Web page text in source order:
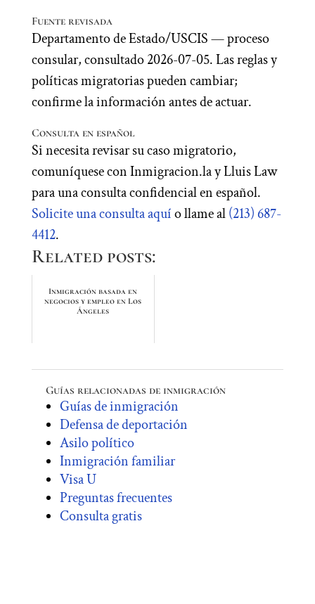
Fuente revisada
Departamento de Estado/USCIS — proceso
consular, consultado 2026-07-05. Las reglas y
políticas migratorias pueden cambiar;
confirme la información antes de actuar.
Consulta en español
Si necesita revisar su caso migratorio,
comuníquese con Inmigracion.la y Lluis Law
para una consulta confidencial en español.
Solicite una consulta aquío llame al(213) 687-
4412.
Related posts:
Inmigración basada en
negocios y empleo en Los
Ángeles
Guías relacionadas de inmigración
Guías de inmigración
Defensa de deportación
Asilo político
Inmigración familiar
Visa U
Preguntas frecuentes
Consulta gratis